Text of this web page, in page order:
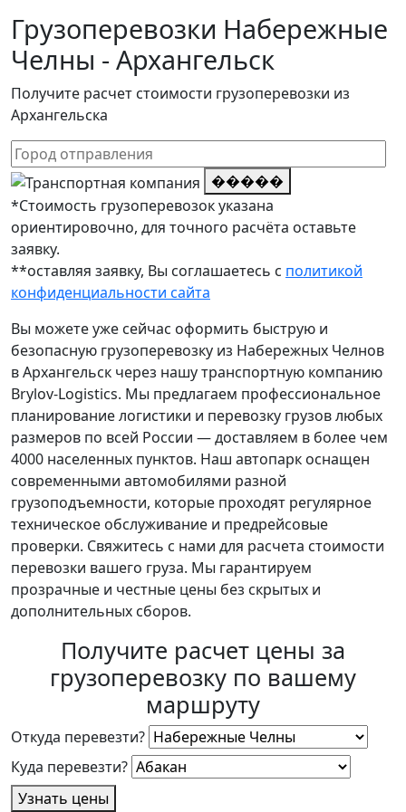
Грузоперевозки Набережные
Челны - Архангельск
Получите расчет стоимости грузоперевозки из
Архангельска
�����
*Стоимость грузоперевозок указана
ориентировочно, для точного расчёта оставьте
заявку.
**оставляя заявку, Вы соглашаетесь с политикой
конфиденциальности сайта
Вы можете уже сейчас оформить быструю и
безопасную грузоперевозку из Набережных Челнов
в Архангельск через нашу транспортную компанию
Brylov-Logistics. Мы предлагаем профессиональное
планирование логистики и перевозку грузов любых
размеров по всей России — доставляем в более чем
4000 населенных пунктов. Наш автопарк оснащен
современными автомобилями разной
грузоподъемности, которые проходят регулярное
техническое обслуживание и предрейсовые
проверки. Свяжитесь с нами для расчета стоимости
перевозки вашего груза. Мы гарантируем
прозрачные и честные цены без скрытых и
дополнительных сборов.
Получите расчет цены за
грузоперевозку по вашему
маршруту
Откуда перевезти?
Куда перевезти?
Узнать цены